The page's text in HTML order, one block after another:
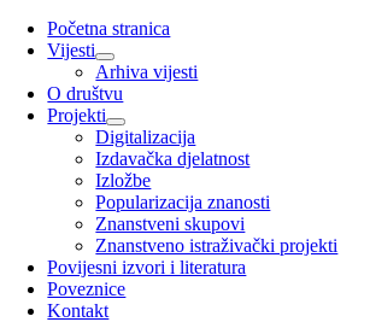
Početna stranica
Vijesti
Arhiva vijesti
O društvu
Projekti
Digitalizacija
Izdavačka djelatnost
Izložbe
Popularizacija znanosti
Znanstveni skupovi
Znanstveno istraživački projekti
Povijesni izvori i literatura
Poveznice
Kontakt